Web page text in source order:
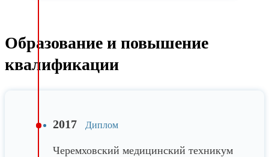
Образование и повышение
квалификации
2017 Диплом
Черемховский медицинский техникум